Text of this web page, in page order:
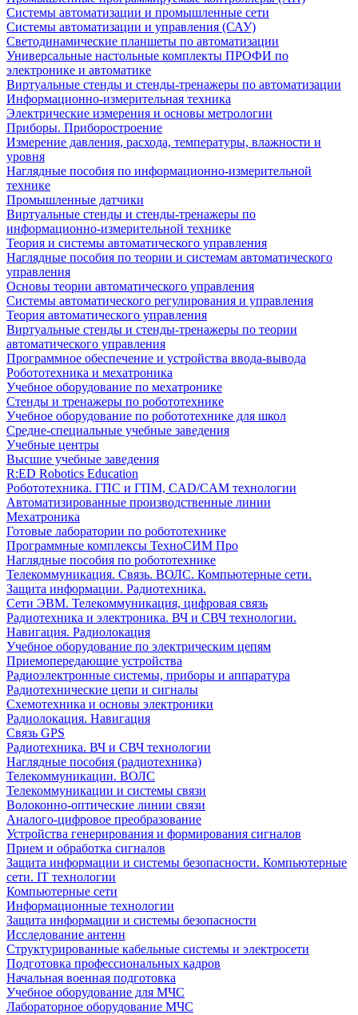
Системы автоматизации и промышленные сети
Системы автоматизации и управления (САУ)
Светодинамические планшеты по автоматизации
Универсальные настольные комплекты ПРОФИ по
электронике и автоматике
Виртуальные стенды и стенды-тренажеры по автоматизации
Информационно-измерительная техника
Электрические измерения и основы метрологии
Приборы. Приборостроение
Измерение давления, расхода, температуры, влажности и
уровня
Наглядные пособия по информационно-измерительной
технике
Промышленные датчики
Виртуальные стенды и стенды-тренажеры по
информационно-измерительной технике
Теория и системы автоматического управления
Наглядные пособия по теории и системам автоматического
управления
Основы теории автоматического управления
Системы автоматического регулирования и управления
Теория автоматического управления
Виртуальные стенды и стенды-тренажеры по теории
автоматического управления
Программное обеспечение и устройства ввода-вывода
Робототехника и мехатроника
Учебное оборудование по мехатронике
Стенды и тренажеры по робототехнике
Учебное оборудование по робототехнике для школ
Средне-специальные учебные заведения
Учебные центры
Высшие учебные заведения
R:ED Robotics Education
Робототехника. ГПС и ГПМ, CAD/CAM технологии
Автоматизированные производственные линии
Мехатроника
Готовые лаборатории по робототехнике
Программные комплексы ТехноСИМ Про
Наглядные пособия по робототехнике
Телекоммуникация. Связь. ВОЛС. Компьютерные сети.
Защита информации. Радиотехника.
Сети ЭВМ. Телекоммуникация, цифровая связь
Радиотехника и электроника. ВЧ и СВЧ технологии.
Навигация. Радиолокация
Учебное оборудование по электрическим цепям
Приемопередающие устройства
Радиоэлектронные системы, приборы и аппаратура
Радиотехнические цепи и сигналы
Схемотехника и основы электроники
Радиолокация. Навигация
Связь GPS
Радиотехника. ВЧ и СВЧ технологии
Наглядные пособия (радиотехника)
Телекоммуникации. ВОЛС
Телекоммуникации и системы связи
Волоконно-оптические линии связи
Аналого-цифровое преобразование
Устройства генерирования и формирования сигналов
Прием и обработка сигналов
Защита информации и системы безопасности. Компьютерные
сети. IT технологии
Компьютерные сети
Информационные технологии
Защита информации и системы безопасности
Исследование антенн
Структурированные кабельные системы и электросети
Подготовка профессиональных кадров
Начальная военная подготовка
Учебное оборудование для МЧС
Лабораторное оборудование МЧС